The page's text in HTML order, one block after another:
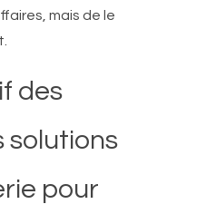
mais de le
des
solutions
pour